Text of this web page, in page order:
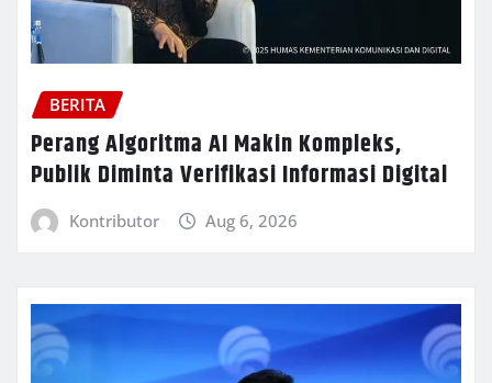
BERITA
Perang Algoritma AI Makin Kompleks,
Publik Diminta Verifikasi Informasi Digital
Kontributor Aug 6, 2026